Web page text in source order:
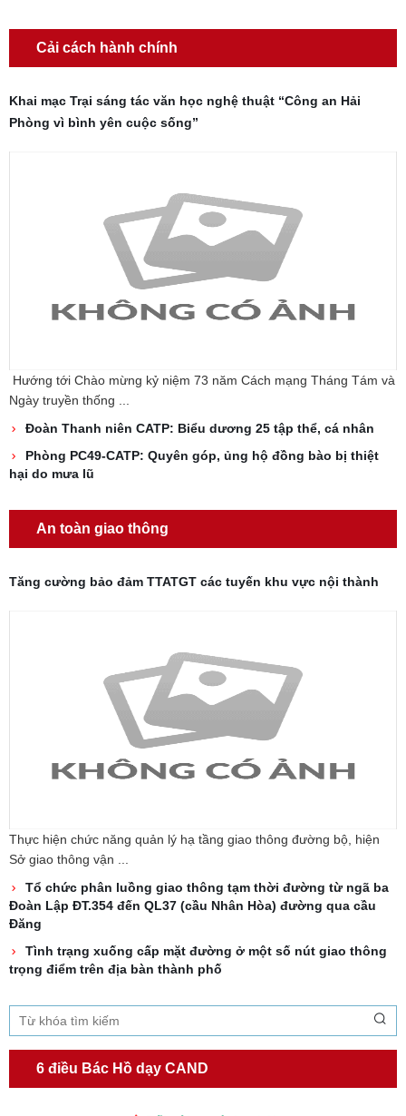
Cải cách hành chính
Khai mạc Trại sáng tác văn học nghệ thuật “Công an Hải
Phòng vì bình yên cuộc sống”
Hướng tới Chào mừng kỷ niệm 73 năm Cách mạng Tháng Tám và
Ngày truyền thống ...
Đoàn Thanh niên CATP: Biểu dương 25 tập thể, cá nhân
Phòng PC49-CATP: Quyên góp, ủng hộ đồng bào bị thiệt
hại do mưa lũ
An toàn giao thông
Tăng cường bảo đảm TTATGT các tuyến khu vực nội thành
Thực hiện chức năng quản lý hạ tầng giao thông đường bộ, hiện
Sở giao thông vận ...
Tổ chức phân luồng giao thông tạm thời đường từ ngã ba
Đoàn Lập ĐT.354 đến QL37 (cầu Nhân Hòa) đường qua cầu
Đăng
Tình trạng xuống cấp mặt đường ở một số nút giao thông
trọng điểm trên địa bàn thành phố
6 điều Bác Hồ dạy CAND
TƯ CÁCH
NGƯỜI CÔNG AN CÁCH MỆNH LÀ: